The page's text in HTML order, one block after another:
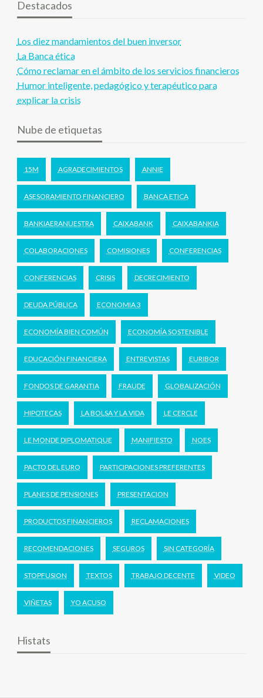
Destacados
Los diez mandamientos del buen inversor
La Banca ética
Cómo reclamar en el ámbito de los servicios financieros
Humor inteligente, pedagógico y terapéutico para
explicar la crisis
Nube de etiquetas
15M AGRADECIMIENTOS ANNIE
ASESORAMIENTO FINANCIERO BANCA ETICA
BANKIAERANUESTRA CAIXABANK CAIXABANKIA
COLABORACIONES COMISIONES CONFERENCIAS
CONFERENCIAS CRISIS DECRECIMIENTO
DEUDA PÚBLICA ECONOMIA 3
ECONOMÍA BIEN COMÚN ECONOMÍA SOSTENIBLE
EDUCACIÓN FINANCIERA ENTREVISTAS EURIBOR
FONDOS DE GARANTIA FRAUDE GLOBALIZACIÓN
HIPOTECAS LA BOLSA Y LA VIDA LE CERCLE
LE MONDE DIPLOMATIQUE MANIFIESTO NOES
PACTO DEL EURO PARTICIPACIONES PREFERENTES
PLANES DE PENSIONES PRESENTACION
PRODUCTOS FINANCIEROS RECLAMACIONES
RECOMENDACIONES SEGUROS SIN CATEGORÍA
STOPFUSION TEXTOS TRABAJO DECENTE VIDEO
VIÑETAS YO ACUSO
Histats